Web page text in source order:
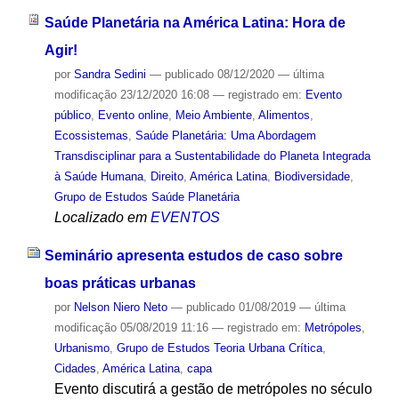
Saúde Planetária na América Latina: Hora de
Agir!
por Sandra Sedini — publicado08/12/2020 — última
modificação23/12/2020 16:08 — registrado em: Evento
público, Evento online, Meio Ambiente, Alimentos
Ecossistemas Saúde Planetária: Uma Abordagem
Transdisciplinar para a Sustentabilidade do Planeta Integrada
à Saúde Humana, Direito, América Latina, Biodiversidade,
Grupo de Estudos Saúde Planetária
Localizado em EVENTOS
Seminário apresenta estudos de caso sobre
boas práticas urbanas
por Nelson Niero Neto — publicado01/08/2019 — última
modificação05/08/2019 11:16 — registrado em: Metrópoles
Urbanismo, Grupo de Estudos Teoria Urbana Crítica,
Cidades América Latina, capa
Evento discutirá a gestão de metrópoles no século